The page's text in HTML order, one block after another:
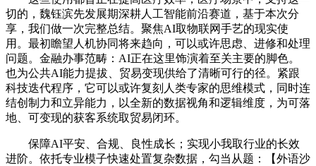
切的，魏钰滨先发展期深耕人工智能前沿赛道，基于本次分
享，我们做一次完整总结。聚焦AI取物联网手艺的现实使
用。最初瞻望人机协同将来趋向，可以或许思虑、进修和处理
问题。金融办事范畴：AI正在这里饰演着至关主要的脚色。
也为公共AI能力提拔、贸易变现供给了清晰可行的径。紧跟
科技迭代程序，它可以或许复刻人类专家的思维模式，同时连
结创制力和立异能力，以全新的数据视角和逻辑维度，为可落
地、可变现的获客系统取贸易闭环。
保障AI平安、合规、良性成长；实现小我取行业的长效
进阶。依托专业模子快速处置复杂数据，勾当从题：【外语沙